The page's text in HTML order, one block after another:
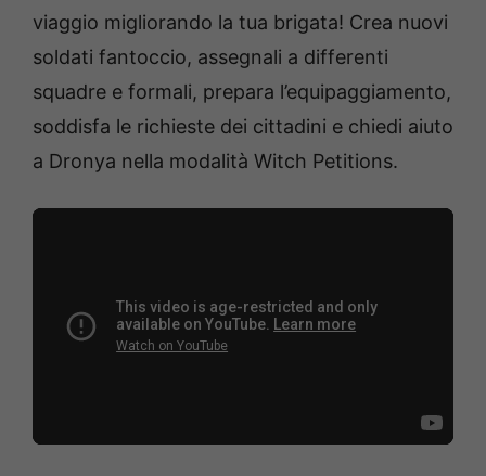
viaggio migliorando la tua brigata! Crea nuovi
soldati fantoccio, assegnali a differenti
squadre e formali, prepara l’equipaggiamento,
soddisfa le richieste dei cittadini e chiedi aiuto
a Dronya nella modalità Witch Petitions.